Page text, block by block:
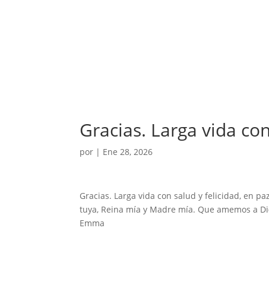
Gracias. Larga vida
por | Ene 28, 2026
Gracias. Larga vida con salud y felicidad, en
tuya, Reina mía y Madre mía. Que amemos a
Emma